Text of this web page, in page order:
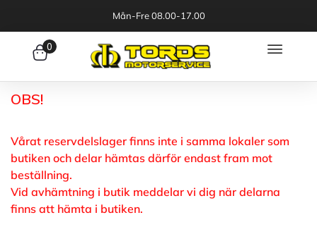
Mån-Fre 08.00-17.00
0
OBS!
Vårat reservdelslager finns inte i samma lokaler som
butiken och delar hämtas därför endast fram mot
beställning.
Vid avhämtning i butik meddelar vi dig när delarna
finns att hämta i butiken.